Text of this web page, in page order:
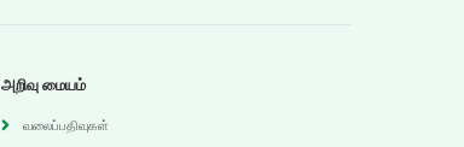
அறிவு மையம்
வலைப்பதிவுகள்